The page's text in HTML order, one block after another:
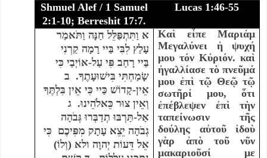
Shmuel Alef / 1 Samuel
2:1-10; Berreshit 17:7.
Lucas 1:46-55
א וַתִּתְפַּלֵּל חַנָּה וַתֹּאמַר
עָלַץ לִבִּי בַּיי רָמָה קַרְנִי
בַּיי רָחַב פִּי עַל-אוֹיְבַי כִּי
שָׂמַחְתִּי בִּישׁוּעָתֶךָ. ב
אֵין-קָדוֹשׁ כַּיי כִּי אֵין בִּלְתֶּךָ
וְאֵין צוּר כֵּאלֹהֵינוּ. ג
אַל-תַּרְבּוּ תְדַבְּרוּ גְּבֹהָה
גְבֹהָה יֵצֵא עָתָק מִפִּיכֶם כִּי
אֵל דֵּעוֹת יְהוָה ולא (וְלוֹ)
Kαὶ εἶπε Μαριάμ
Μεγαλύνει ἡ ψυχή
μου τόν Κύριόν. καὶ
ἠγαλλίασε τὸ πνεῦμά
μου ἐπὶ τῷ Θεῷ τῷ
σωτῆρί μου, ὅτι
ἐπέβλεψεν ἐπὶ τὴν
ταπείνωσιν τῆς
δούλης αὐτοῦ ἰδοὺ
γὰρ ἀπὸ τοῦ νῦν
μακαριοῦσί με